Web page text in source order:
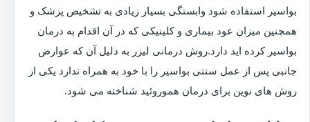
بواسیر استفاده شود وابستگی بسیار زیادی به تشخیص پزشک و
همچنین میزان عود بیماری و کلینیکی که در آن اقدام به درمان
بواسیر کرده اید دارد.روش درمانی لیزر به دلیل آن که عوارض
جانبی پس از عمل سنتی بواسیر را با خود به همراه ندارد یکی از
روش های نوین برای درمان هموروئید شناخته می شود.